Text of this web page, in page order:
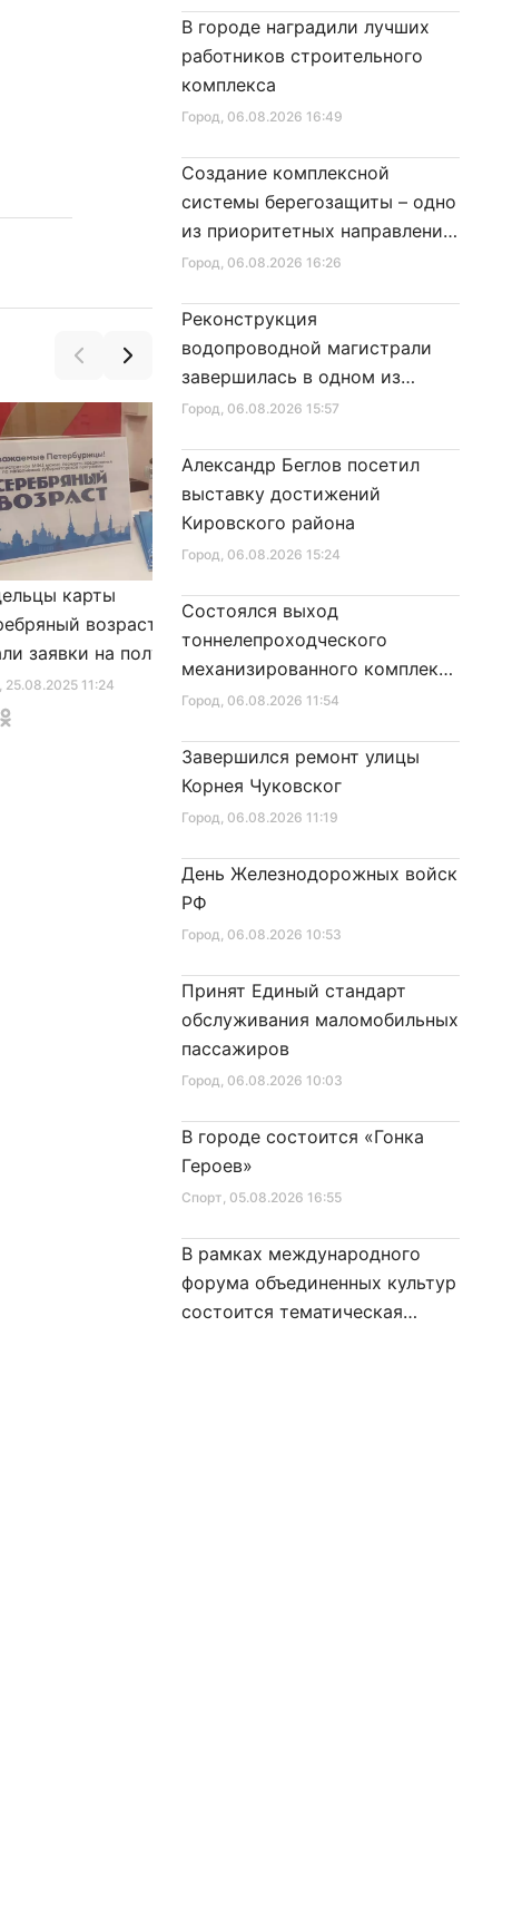
, 25.08.2025 11:24
карты
возраст»
заявки на получение
для посещения
Город
Александр Беглов подписал
Закон «О внесении изменения
в Закон Санкт‑Петербурга
«Социальный кодекс
Санкт‑Петербурга»
Город, 06.08.2026 16:49
В городе наградили лучших
работников строительного
комплекса
Город, 06.08.2026 16:26
Создание комплексной
системы берегозащиты – одно
из приоритетных направлений
развития Петербурга
Город, 06.08.2026 15:57
Реконструкция
водопроводной магистрали
завершилась в одном из
районов города
Город, 06.08.2026 15:24
Александр Беглов посетил
выставку достижений
Кировского района
Город, 06.08.2026 11:54
Состоялся выход
тоннелепроходческого
механизированного комплекса
«Надежда» на поверхность
Город, 06.08.2026 11:19
Завершился ремонт улицы
Корнея Чуковског
Город, 06.08.2026 10:53
День Железнодорожных войск
РФ
Город, 06.08.2026 10:03
Принят Единый стандарт
обслуживания маломобильных
пассажиров
Спорт, 05.08.2026 16:55
В городе состоится «Гонка
Героев»
В рамках международного
форума объединенных культур
состоится тематическая